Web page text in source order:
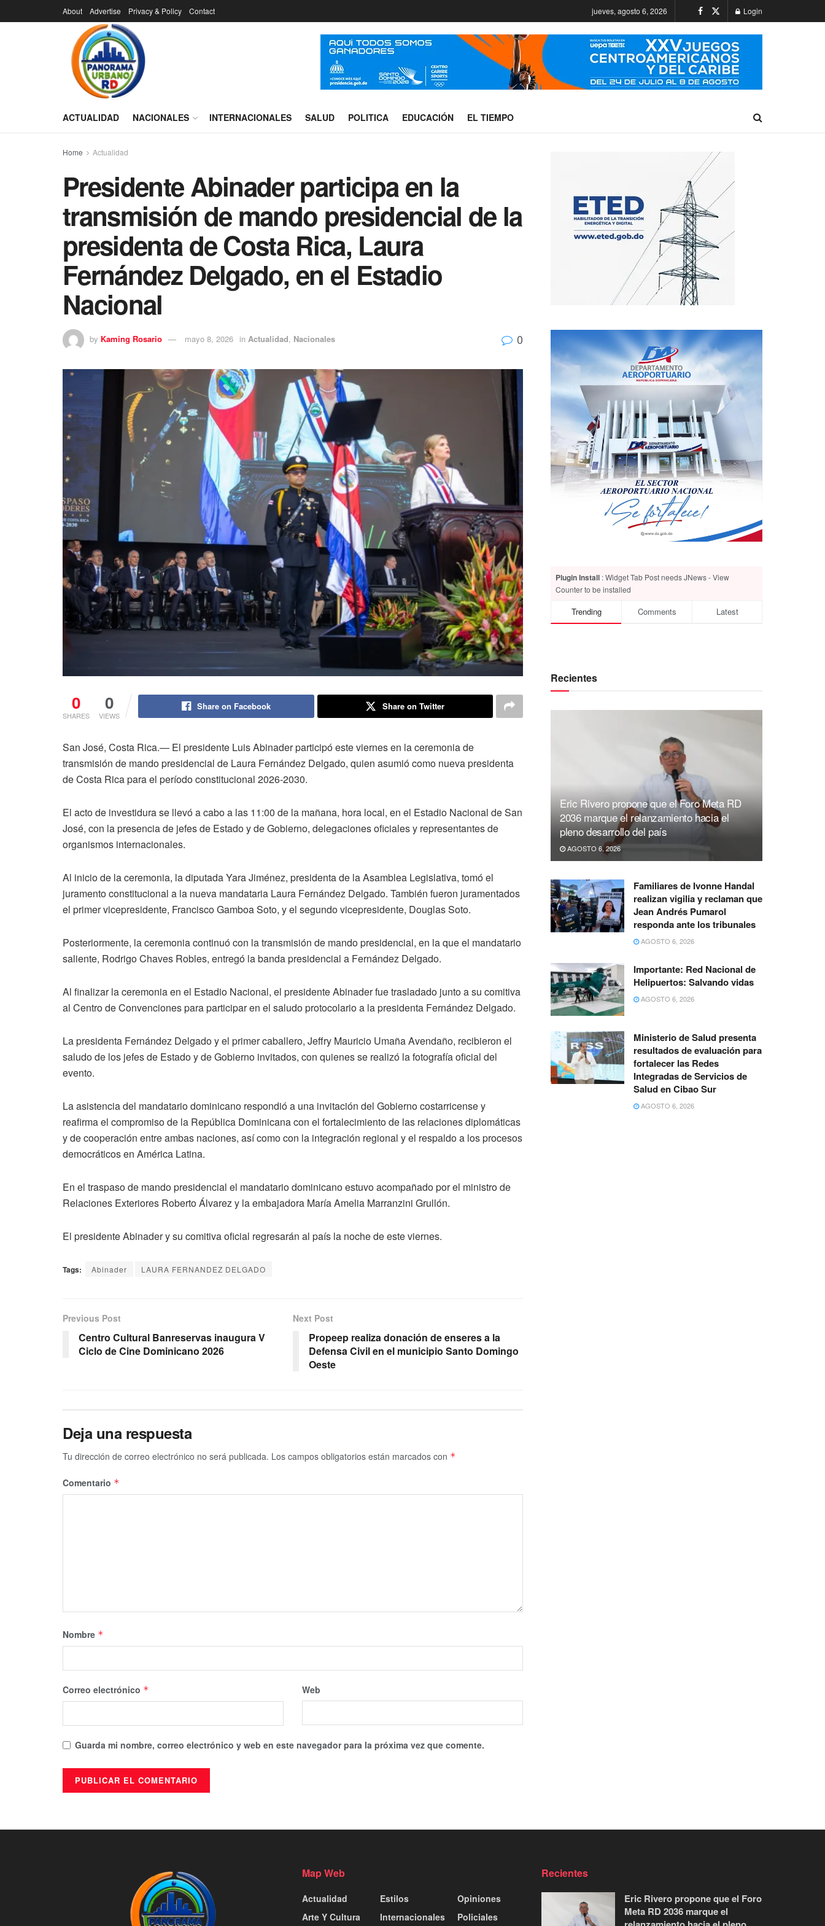
About Advertise Privacy & Policy Contact jueves, agosto 6, 2026 Login
ACTUALIDAD NACIONALES INTERNACIONALES SALUD POLITICA EDUCACIÓN EL TIEMPO
Home Actualidad
Presidente Abinader participa en la
transmisión de mando presidencial de la
presidenta de Costa Rica, Laura
Fernández Delgado, en el Estadio
Nacional
by Kaming Rosario mayo 8, 2026 in Actualidad, Nacionales 0
0
SHARES
0
VIEWS
Share on Facebook Share on Twitter
San José, Costa Rica.— El presidente Luis Abinader participó este viernes en la ceremonia de
transmisión de mando presidencial de Laura Fernández Delgado, quien asumió como nueva presidenta
de Costa Rica para el período constitucional 2026-2030.
El acto de investidura se llevó a cabo a las 11:00 de la mañana, hora local, en el Estadio Nacional de San
José, con la presencia de jefes de Estado y de Gobierno, delegaciones oficiales y representantes de
organismos internacionales.
Al inicio de la ceremonia, la diputada Yara Jiménez, presidenta de la Asamblea Legislativa, tomó el
juramento constitucional a la nueva mandataria Laura Fernández Delgado. También fueron juramentados
el primer vicepresidente, Francisco Gamboa Soto, y el segundo vicepresidente, Douglas Soto.
Posteriormente, la ceremonia continuó con la transmisión de mando presidencial, en la que el mandatario
saliente, Rodrigo Chaves Robles, entregó la banda presidencial a Fernández Delgado.
Al finalizar la ceremonia en el Estadio Nacional, el presidente Abinader fue trasladado junto a su comitiva
al Centro de Convenciones para participar en el saludo protocolario a la presidenta Fernández Delgado.
La presidenta Fernández Delgado y el primer caballero, Jeffry Mauricio Umaña Avendaño, recibieron el
saludo de los jefes de Estado y de Gobierno invitados, con quienes se realizó la fotografía oficial del
evento.
La asistencia del mandatario dominicano respondió a una invitación del Gobierno costarricense y
reafirma el compromiso de la República Dominicana con el fortalecimiento de las relaciones diplomáticas
y de cooperación entre ambas naciones, así como con la integración regional y el respaldo a los procesos
democráticos en América Latina.
En el traspaso de mando presidencial el mandatario dominicano estuvo acompañado por el ministro de
Relaciones Exteriores Roberto Álvarez y la embajadora María Amelia Marranzini Grullón.
El presidente Abinader y su comitiva oficial regresarán al país la noche de este viernes.
Tags: Abinader LAURA FERNANDEZ DELGADO
Previous Post
Centro Cultural Banreservas inaugura V
Ciclo de Cine Dominicano 2026
Next Post
Propeep realiza donación de enseres a la
Defensa Civil en el municipio Santo Domingo
Oeste
Deja una respuesta
Tu dirección de correo electrónico no será publicada. Los campos obligatorios están marcados con *
Comentario *
Nombre *
Correo electrónico * Web
Guarda mi nombre, correo electrónico y web en este navegador para la próxima vez que comente.
Plugin Install : Widget Tab Post needs JNews - View
Counter to be installed
Trending Comments Latest
Recientes
Eric Rivero propone que el Foro Meta RD
2036 marque el relanzamiento hacia el
pleno desarrollo del país
AGOSTO 6, 2026
Familiares de Ivonne Handal
realizan vigilia y reclaman que
Jean Andrés Pumarol
responda ante los tribunales
AGOSTO 6, 2026
Importante: Red Nacional de
Helipuertos: Salvando vidas
AGOSTO 6, 2026
Ministerio de Salud presenta
resultados de evaluación para
fortalecer las Redes
Integradas de Servicios de
Salud en Cibao Sur
AGOSTO 6, 2026
Map Web
Actualidad
Arte Y Cultura
Estilos
Internacionales
Opiniones
Policiales
Recientes
Eric Rivero propone que el Foro
Meta RD 2036 marque el